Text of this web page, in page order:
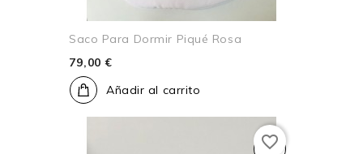
Saco Para Dormir Piqué Rosa
79,00 €
Añadir al carrito
favorite_border